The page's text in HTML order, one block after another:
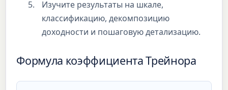
Изучите результаты на шкале,
классификацию, декомпозицию
доходности и пошаговую детализацию.
Формула коэффициента Трейнора